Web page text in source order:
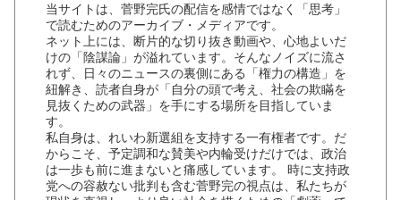
当サイトは、菅野完氏の配信を感情ではなく「思考」
で読むためのアーカイブ・メディアです。
ネット上には、断片的な切り抜き動画や、心地よいだ
けの「陰謀論」が溢れています。そんなノイズに流さ
れず、日々のニュースの裏側にある「権力の構造」を
紐解き、読者自身が「自分の頭で考え、社会の欺瞞を
見抜くための武器」を手にする場所を目指していま
す。
私自身は、れいわ新選組を支持する一有権者です。だ
からこそ、予定調和な賛美や内輪受けだけでは、政治
は一歩も前に進まないと痛感しています。 時に支持政
党への容赦ない批判も含む菅野完の視点は、私たちが